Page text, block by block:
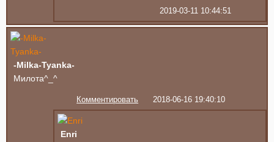
2019-03-11 10:44:51
-Milka-Tyanka-
Милота^_^
Комментировать 2018-06-16 19:40:10
Enri